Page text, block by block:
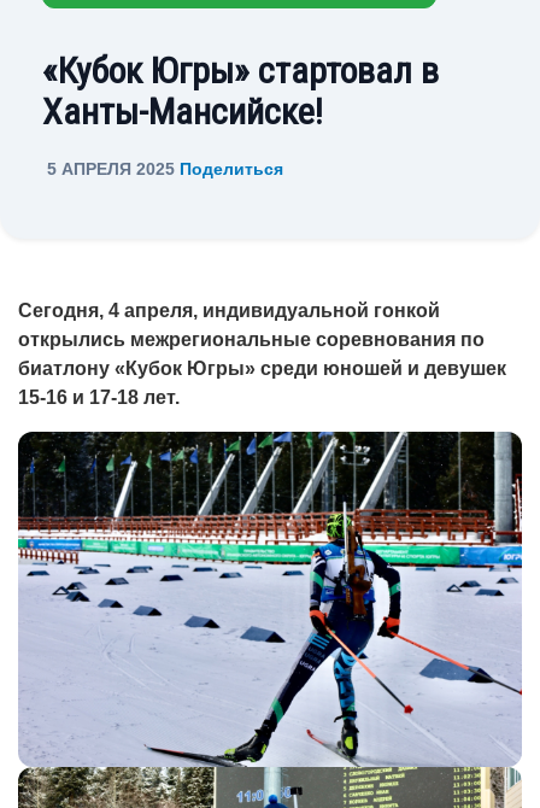
«Кубок Югры» стартовал в
Ханты-Мансийске!
5 АПРЕЛЯ 2025 Поделиться
Сегодня, 4 апреля, индивидуальной гонкой
открылись межрегиональные соревнования по
биатлону «Кубок Югры» среди юношей и девушек
15-16 и 17-18 лет.